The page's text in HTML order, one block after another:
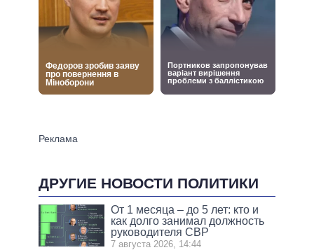
ДРУГИЕ НОВОСТИ ПОЛИТИКИ
От 1 месяца – до 5 лет: кто и
как долго занимал должность
руководителя СВР
7 августа 2026, 14:44